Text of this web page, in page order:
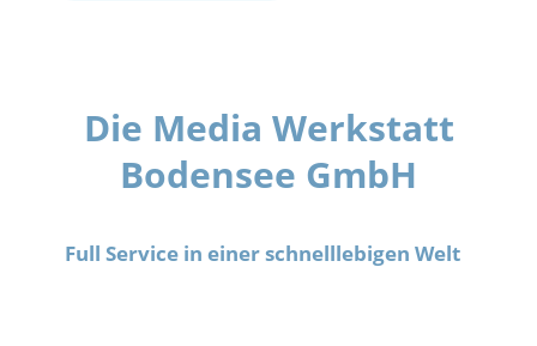
Die Media Werkstatt
Bodensee GmbH
Full Service in einer schnelllebigen Welt